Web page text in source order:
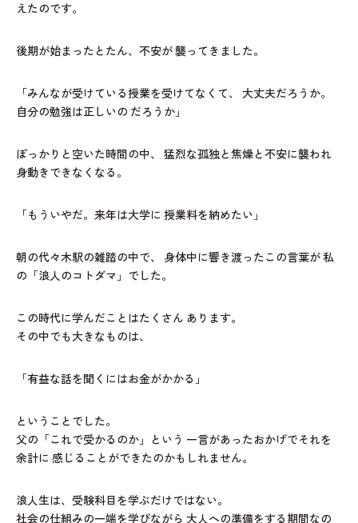
えたのです。
後期が始まったとたん、不安が襲ってきました。
「みんなが受けている授業を受けてなくて、
大丈夫だろうか。
自分の勉強は正しいの だろうか」
ぽっかりと空いた時間の中、
猛烈な孤独と焦燥と不安に襲われ
身動きできなくなる。
「もういやだ。来年は大学に 授業料を納めたい」
朝の代々木駅の雑踏の中で、 身体中に響き渡ったこの言葉が私
の「浪人のコトダマ」でした。
この時代に学んだことはたくさん あります。
その中でも大きなものは、
「有益な話を聞くにはお金がかかる」
ということでした。
父の「これで受かるのか」という 一言があったおかげでそれを
余計に 感じることができたのかもしれません。
浪人生は、受験科目を学ぶだけではない。
社会の仕組みの一端を学びながら 大人への準備をする期間なの